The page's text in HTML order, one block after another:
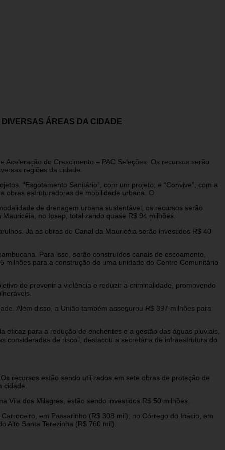
ÁREAS DA CIDADE
do Crescimento – PAC Seleções. Os recursos serão
regiões da cidade.
“Esgotamento Sanitário”, com um projeto; e “Convive”, com a
obras estruturadoras de mobilidade urbana. O
de drenagem urbana sustentável, os recursos serão
no Ipsep, totalizando quase R$ 94 milhões.
Já as obras do Canal da Mauricéia serão investidos R$ 40
Para isso, serão construídos canais de escoamento,
para a construção de uma unidade do Centro Comunitário
de prevenir a violência e reduzir a criminalidade, promovendo
Além disso, a União também assegurou R$ 397 milhões para
para a redução de enchentes e a gestão das águas pluviais,
consideradas de risco”, destacou a secretária de infraestrutura do
recursos estão sendo utilizados em sete obras de proteção de
cidade.
Vila dos Milagres, estão sendo investidos R$ 50 milhões.
em Passarinho (R$ 308 mil); no Córrego do Inácio, em
Alto Santa Terezinha (R$ 760 mil).